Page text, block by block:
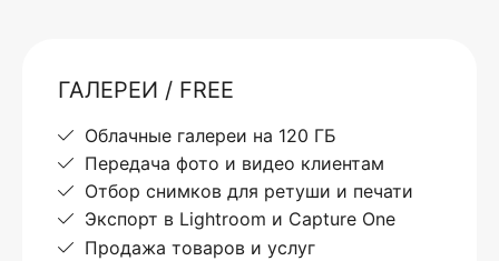
ГАЛЕРЕИ / FREE
Облачные галереи на 120 ГБ
Передача фото и видео клиентам
Отбор снимков для ретуши и печати
Экспорт в Lightroom и Capture One
Продажа товаров и услуг